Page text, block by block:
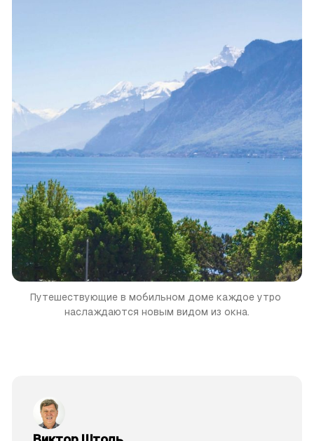
Путешествующие в мобильном доме каждое утро
наслаждаются новым видом из окна.